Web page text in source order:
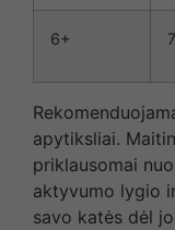
6+
apytiksliai.
priklausomai
aktyvumo lygio
savo katės dėl